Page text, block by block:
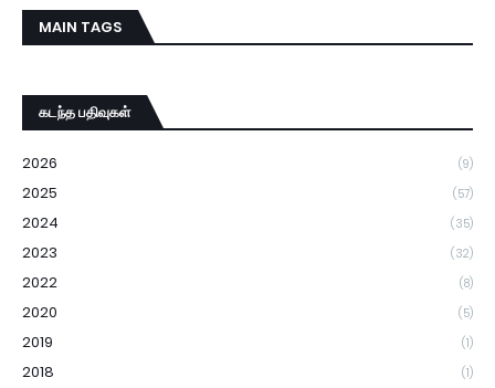
MAIN TAGS
கடந்த பதிவுகள்
2026 (9)
2025 (57)
2024 (35)
2023 (32)
2022 (8)
2020 (5)
2019 (1)
2018 (1)